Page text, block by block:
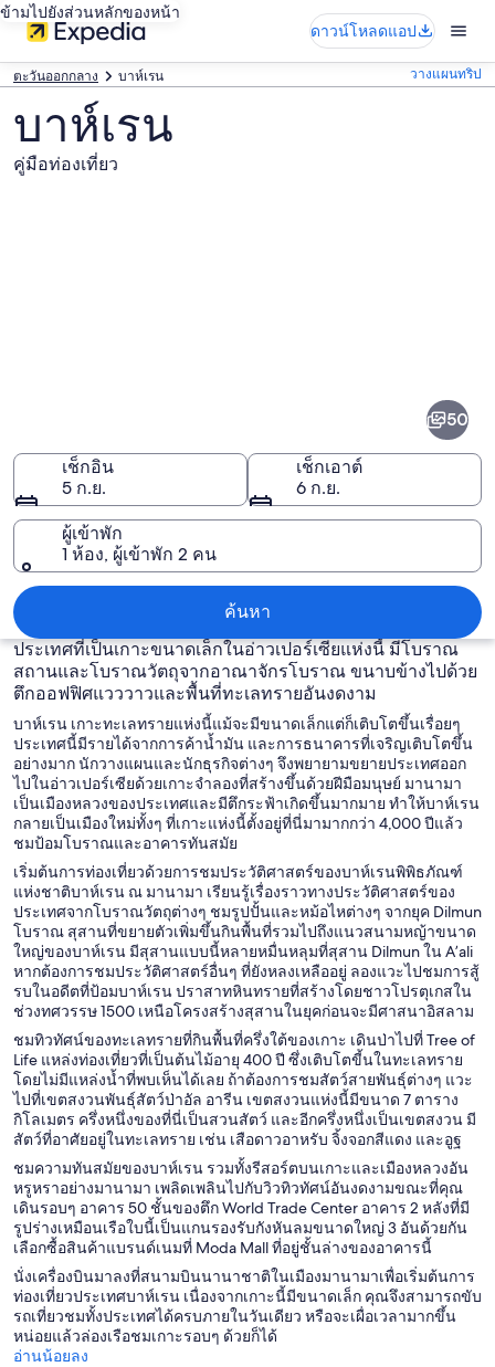
ข้ามไปยังส่วนหลักของหน้า
ดาวน์โหลดแอป
ตะวันออกกลาง บาห์เรน วางแผนทริป
บาห์เรน
คู่มือท่องเที่ยว
50
เช็กอิน
5 ก.ย.
เช็กเอาต์
6 ก.ย.
ผู้เข้าพัก
1 ห้อง, ผู้เข้าพัก 2 คน
ค้นหา
ประเทศที่เป็นเกาะขนาดเล็กในอ่าวเปอร์เซียแห่งนี้ มีโบราณ
สถานและโบราณวัตถุจากอาณาจักรโบราณ ขนาบข้างไปด้วย
ตึกออฟฟิศแวววาวและพื้นที่ทะเลทรายอันงดงาม
บาห์เรน เกาะทะเลทรายแห่งนี้แม้จะมีขนาดเล็กแต่ก็เติบโตขึ้นเรื่อยๆ
ประเทศนี้มีรายได้จากการค้าน้ำมัน และการธนาคารที่เจริญเติบโตขึ้น
อย่างมาก นักวางแผนและนักธุรกิจต่างๆ จึงพยายามขยายประเทศออก
ไปในอ่าวเปอร์เซียด้วยเกาะจำลองที่สร้างขึ้นด้วยฝีมือมนุษย์ มานามา
เป็นเมืองหลวงของประเทศและมีตึกระฟ้าเกิดขึ้นมากมาย ทำให้บาห์เรน
กลายเป็นเมืองใหม่ทั้งๆ ที่เกาะแห่งนี้ตั้งอยู่ที่นี่มามากกว่า 4,000 ปีแล้ว
ชมป้อมโบราณและอาคารทันสมัย
เริ่มต้นการท่องเที่ยวด้วยการชมประวัติศาสตร์ของบาห์เรนพิพิธภัณฑ์
แห่งชาติบาห์เรน ณ มานามา เรียนรู้เรื่องราวทางประวัติศาสตร์ของ
ประเทศจากโบราณวัตถุต่างๆ ชมรูปปั้นและหม้อไหต่างๆ จากยุค Dilmun
โบราณ สุสานที่ขยายตัวเพิ่มขึ้นกินพื้นที่รวมไปถึงแนวสนามหญ้าขนาด
ใหญ่ของบาห์เรน มีสุสานแบบนี้หลายหมื่นหลุมที่สุสาน Dilmun ใน A’ali
หากต้องการชมประวัติศาสตร์อื่นๆ ที่ยังหลงเหลืออยู่ ลองแวะไปชมการสู้
รบในอดีตที่ป้อมบาห์เรน ปราสาทหินทรายที่สร้างโดยชาวโปรตุเกสใน
ช่วงทศวรรษ 1500 เหนือโครงสร้างสุสานในยุคก่อนจะมีศาสนาอิสลาม
ชมทิวทัศน์ของทะเลทรายที่กินพื้นที่ครึ่งใต้ของเกาะ เดินป่าไปที่ Tree of
Life แหล่งท่องเที่ยวที่เป็นต้นไม้อายุ 400 ปี ซึ่งเติบโตขี้นในทะเลทราย
โดยไม่มีแหล่งน้ำที่พบเห็นได้เลย ถ้าต้องการชมสัตว์สายพันธุ์ต่างๆ แวะ
ไปที่เขตสงวนพันธุ์สัตว์ป่าอัล อารีน เขตสงวนแห่งนี้มีขนาด 7 ตาราง
กิโลเมตร ครึ่งหนึ่งของที่นี่เป็นสวนสัตว์ และอีกครึ่งหนึ่งเป็นเขตสงวน มี
สัตว์ที่อาศัยอยู่ในทะเลทราย เช่น เสือดาวอาหรับ จิ้งจอกสีแดง และอูฐ
ชมความทันสมัยของบาห์เรน รวมทั้งรีสอร์ตบนเกาะและเมืองหลวงอัน
หรูหราอย่างมานามา เพลิดเพลินไปกับวิวทิวทัศน์อันงดงามขณะที่คุณ
เดินรอบๆ อาคาร 50 ชั้นของตึก World Trade Center อาคาร 2 หลังที่มี
รูปร่างเหมือนเรือใบนี้เป็นแกนรองรับกังหันลมขนาดใหญ่ 3 อันด้วยกัน
เลือกซื้อสินค้าแบรนด์เนมที่ Moda Mall ที่อยู่ชั้นล่างของอาคารนี้
นั่งเครื่องบินมาลงที่สนามบินนานาชาติในเมืองมานามาเพื่อเริ่มต้นการ
ท่องเที่ยวประเทศบาห์เรน เนื่องจากเกาะนี้มีขนาดเล็ก คุณจึงสามารถขับ
รถเที่ยวชมทั้งประเทศได้ครบภายในวันเดียว หรือจะเผื่อเวลามากขึ้น
หน่อยแล้วล่องเรือชมเกาะรอบๆ ด้วยก็ได้
อ่านน้อยลง